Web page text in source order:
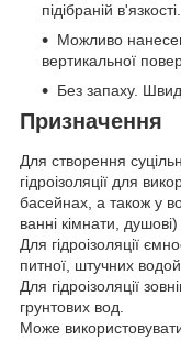
підібраній в'язкості.
Можливо
вертикальної
Без запаху.
Призначення
Для створення
гідроізоляції для
басейнах, а також у
ванні кімнати,
Для гідроізоляції
питної, штучних
Для гідроізоляції
грунтових вод.
Може